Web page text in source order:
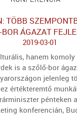
TÖBB
ÁGAZAT
2019-03-01
hanem
is a szőlő-bor
jelenleg
értékteremtő
pénteken
konferencián,